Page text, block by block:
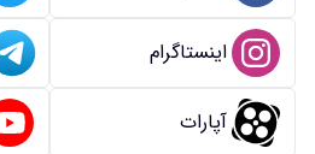
اینستاگرام
آپارات